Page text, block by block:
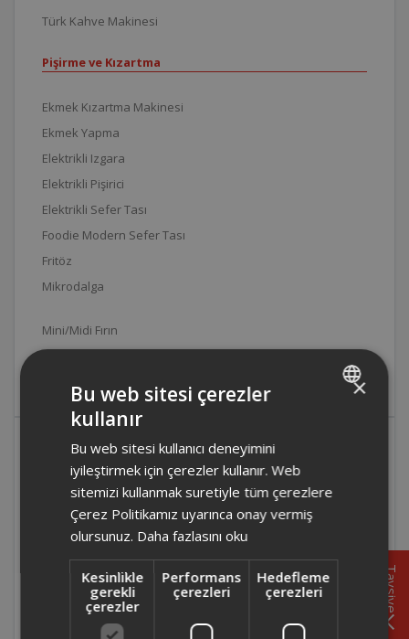
Türk Kahve Makinesi
Pişirme ve Kızartma
Ekmek Kızartma Makinesi
Ekmek Yapma
Elektrikli Izgara
Elektrikli Pişirici
Elektrikli Sefer Tası
Foodie Modern Sefer Tası
Fritöz
Mikrodalga
Mini/Midi Fırın
Foodie Modern Sefer Tası
Hakkında Sıkça Sorulan Sorular
Arzum AR1073 Foodie Sefer Tasında yemek
Arzum AR1073 Foodie Sefer Tasında ısınma süresi
ısıtılan yemeğe ve miktarına göre değişebilir. Ürün en
geç 20 dakikada ısıntma işlemini gerçekleştirir.
Tavsiye
×
Bu web sitesi çerezler
kullanır
Bu web sitesi kullanıcı deneyimini
iyileştirmek için çerezler kullanır. Web
sitemizi kullanmak suretiyle tüm çerezlere
Çerez Politikamız uyarınca onay vermiş
olursunuz. Daha fazlasını oku
Kesinlikle
gerekli
çerezler
Performans
çerezleri
Hedefleme
çerezleri